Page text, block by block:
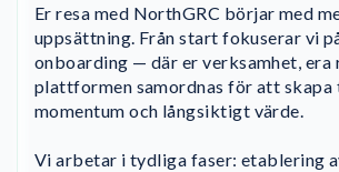
Er resa med NorthGRC börjar med
uppsättning. Från start fokuserar vi
onboarding — där er verksamhet, era
plattformen samordnas för att skapa
momentum och långsiktigt värde.
Vi arbetar i tydliga faser: etablering